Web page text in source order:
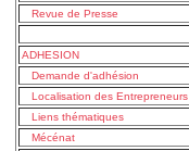
Revue de Presse
ADHESION
Demande d'adhésion
Localisation des Entrepreneurs
Liens thématiques
Mécénat